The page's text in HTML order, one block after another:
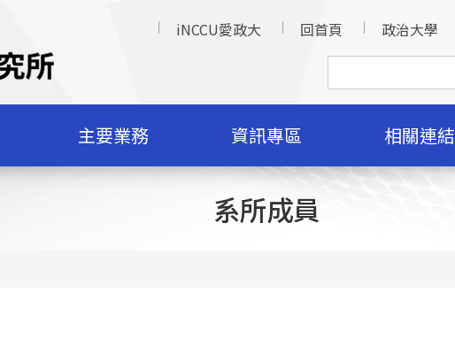
iNCCU愛政大
回首頁 政治大學
主要業務 資訊專區 相關連結
系所成員